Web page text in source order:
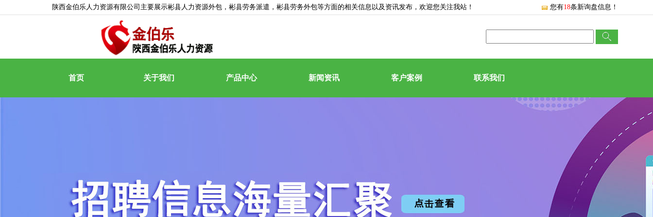
陕西金伯乐人力资源有限公司主要展示彬县人力资源外包 ，彬县劳务派遣，彬县劳务外包等方面的相关信息以及资讯发布，欢迎您关注我站！ 您有18条新询盘信息！
首页 关于我们 产品中心 新闻资讯 客户案例 联系我们